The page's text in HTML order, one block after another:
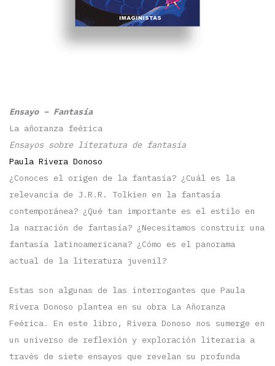
Ensayo – Fantasía
La añoranza feérica
Ensayos sobre literatura de fantasía
Paula Rivera Donoso
¿Conoces el origen de la fantasía? ¿Cuál es la
relevancia de J.R.R. Tolkien en la fantasía
contemporánea? ¿Qué tan importante es el estilo en
la narración de fantasía? ¿Necesitamos construir una
fantasía latinoamericana? ¿Cómo es el panorama
actual de la literatura juvenil?
Estas son algunas de las interrogantes que Paula
Rivera Donoso plantea en su obra La Añoranza
Feérica. En este libro, Rivera Donoso nos sumerge en
un universo de reflexión y exploración literaria a
través de siete ensayos que revelan su profunda